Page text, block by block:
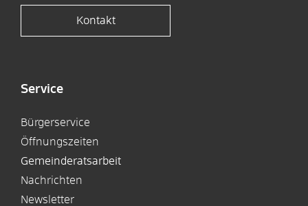
Kontakt
Service
Bürgerservice
Öffnungszeiten
Gemeinderatsarbeit
Nachrichten
Newsletter